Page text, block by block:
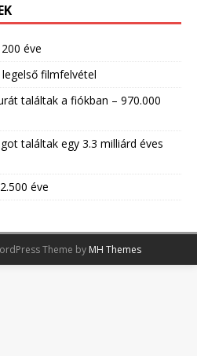
éve
filmfelvétel
találtak a fiókban – 970.000
találtak egy 3.3 milliárd éves
éve
Theme by MH Themes